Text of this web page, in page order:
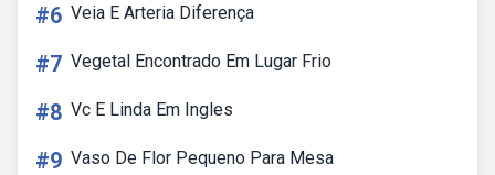
#6 Veia E Arteria Diferença
#7 Vegetal Encontrado Em Lugar Frio
#8 Vc E Linda Em Ingles
#9 Vaso De Flor Pequeno Para Mesa